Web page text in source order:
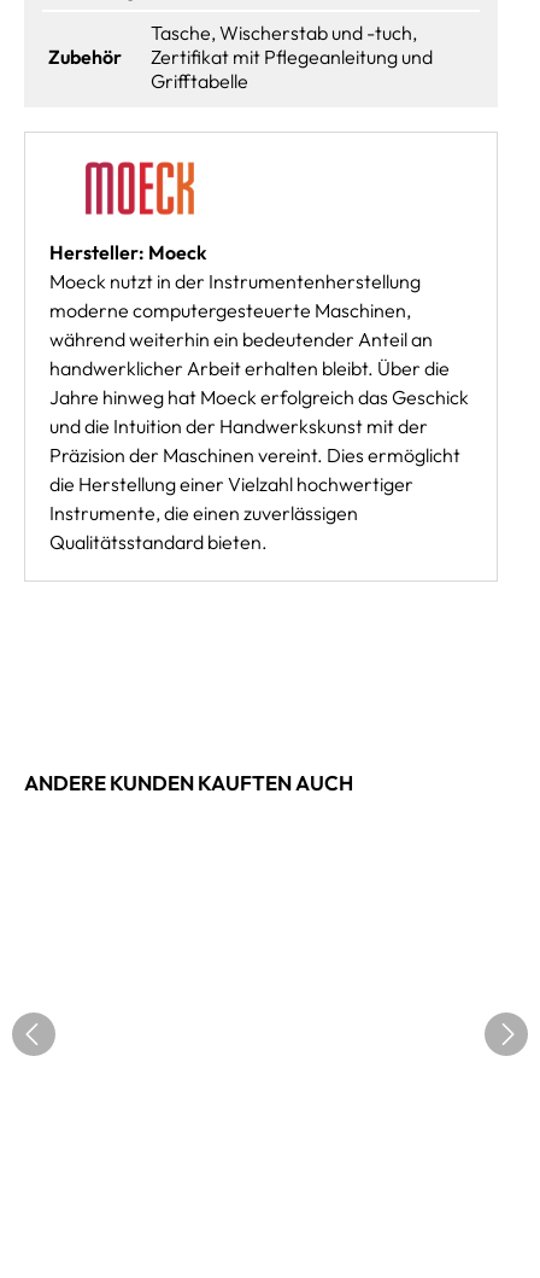
Zubehör
Tasche, Wischerstab und -tuch,
Zertifikat mit Pflegeanleitung und
Grifftabelle
Hersteller: Moeck
Moeck nutzt in der Instrumentenherstellung
moderne computergesteuerte Maschinen,
während weiterhin ein bedeutender Anteil an
handwerklicher Arbeit erhalten bleibt. Über die
Jahre hinweg hat Moeck erfolgreich das Geschick
und die Intuition der Handwerkskunst mit der
Präzision der Maschinen vereint. Dies ermöglicht
die Herstellung einer Vielzahl hochwertiger
Instrumente, die einen zuverlässigen
Qualitätsstandard bieten.
ANDERE KUNDEN KAUFTEN AUCH